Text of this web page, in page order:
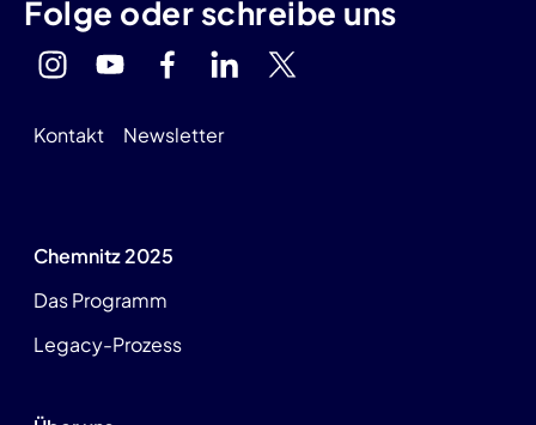
Folge oder schreibe uns
Kontakt Newsletter
Chemnitz 2025
Das Programm
Legacy-Prozess